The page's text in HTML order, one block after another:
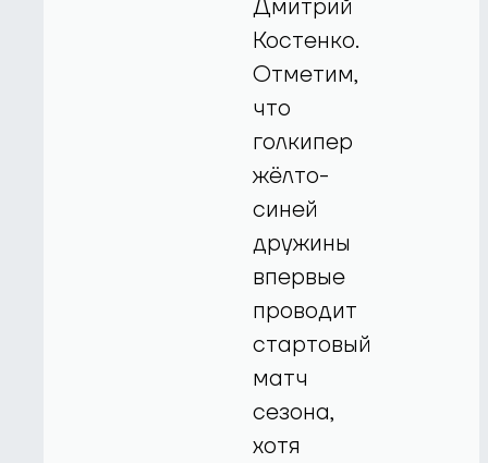
Дмитрий
Костенко.
Отметим,
что
голкипер
жёлто-
синей
дружины
впервые
проводит
стартовый
матч
сезона,
хотя